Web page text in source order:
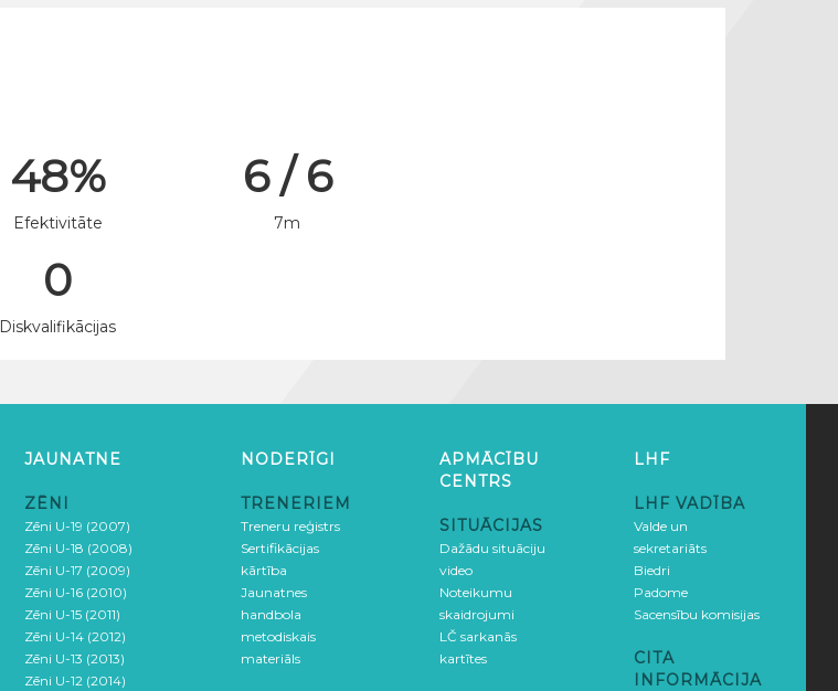
48%
Efektivitāte
6 / 6
7m
0
Diskvalifikācijas
JAUNATNE
ZĒNI
Zēni U-19 (2007)
Zēni U-18 (2008)
Zēni U-17 (2009)
Zēni U-16 (2010)
Zēni U-15 (2011)
Zēni U-14 (2012)
Zēni U-13 (2013)
Zēni U-12 (2014)
NODERĪGI
TRENERIEM
Treneru reģistrs
Sertifikācijas
kārtība
Jaunatnes
handbola
metodiskais
materiāls
APMĀCĪBU
CENTRS
SITUĀCIJAS
Dažādu situāciju
video
Noteikumu
skaidrojumi
LČ sarkanās
kartītes
LHF
LHF VADĪBA
Valde un
sekretariāts
Biedri
Padome
Sacensību komisijas
CITA
INFORMĀCIJA